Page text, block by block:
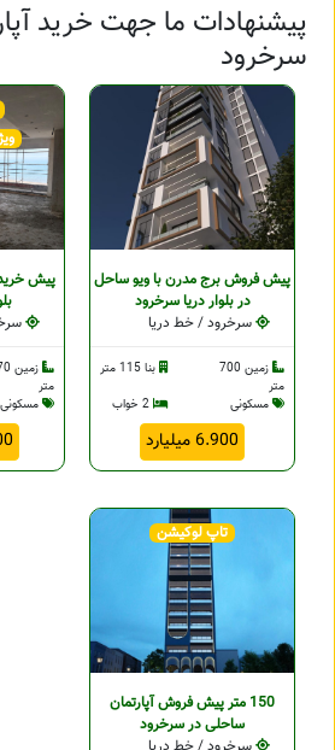
پیشنهادات ما جهت خرید
سرخرود
پیش فروش برج مدرن با ویو ساحل
در بلوار دریا سرخرود
سرخرود / خط دریا
زمین 700
متر
بنا 115 متر
مسکونی
2 خواب
6.900 میلیارد
متر
مسکونی
تاپ لوکیشن
150 متر پیش فروش آپارتمان
ساحلی در سرخرود